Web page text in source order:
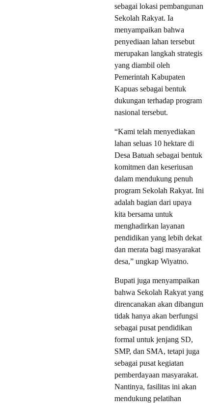
sebagai lokasi pembangunan
Sekolah Rakyat. Ia
menyampaikan bahwa
penyediaan lahan tersebut
merupakan langkah strategis
yang diambil oleh
Pemerintah Kabupaten
Kapuas sebagai bentuk
dukungan terhadap program
nasional tersebut.
“Kami telah menyediakan
lahan seluas 10 hektare di
Desa Batuah sebagai bentuk
komitmen dan keseriusan
dalam mendukung penuh
program Sekolah Rakyat. Ini
adalah bagian dari upaya
kita bersama untuk
menghadirkan layanan
pendidikan yang lebih dekat
dan merata bagi masyarakat
desa,” ungkap Wiyatno.
Bupati juga menyampaikan
bahwa Sekolah Rakyat yang
direncanakan akan dibangun
tidak hanya akan berfungsi
sebagai pusat pendidikan
formal untuk jenjang SD,
SMP, dan SMA, tetapi juga
sebagai pusat kegiatan
pemberdayaan masyarakat.
Nantinya, fasilitas ini akan
mendukung pelatihan